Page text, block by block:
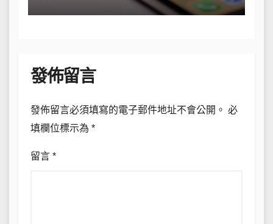
發佈留言
發佈留言必須填寫的電子郵件地址不會公開。 必
填欄位標示為 *
留言 *